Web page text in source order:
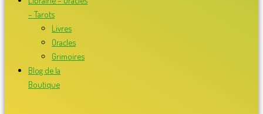
– Tarots
Livres
Oracles
Grimoires
Blog de la
Boutique